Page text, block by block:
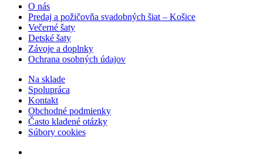
O nás
Predaj a požičovňa svadobných šiat – Košice
Večerné šaty
Detské šaty
Závoje a doplnky
Ochrana osobných údajov
Na sklade
Spolupráca
Kontakt
Obchodné podmienky
Často kladené otázky
Súbory cookies